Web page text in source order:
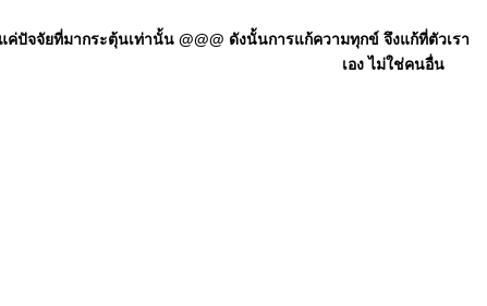
ปัจจัยที่มากระตุ้นเท่านั้น @@@ ดังนั้นการแก้ความทุกข์ จึงแก้ที่ตัวเรา
เอง ไม่ใช่คนอื่น